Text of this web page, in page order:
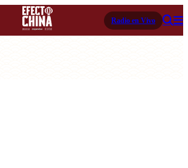
Radio en Vivo